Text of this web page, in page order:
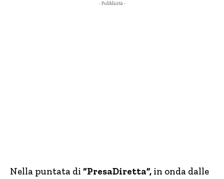
- Pubblicità -
Nella puntata di “PresaDiretta”, in onda dalle